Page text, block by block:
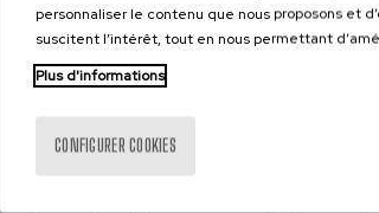
Nous avons le plaisir d'annoncer la
accord stratégique renforce notre
personnaliser le contenu que nous proposons et
suscitent l’intérêt, tout en nous permettant
Plus d'informations
CONFIGURER COOKIES